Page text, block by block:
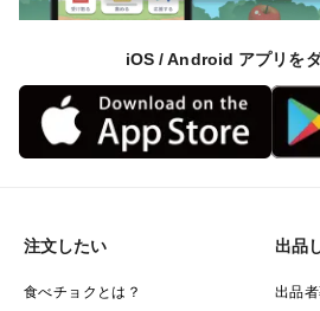
して、品質を保って保管していま
精米の際には、色彩選別、石抜
粒のそろったお米を真空パック包
たての新鮮なお米を真心こめてお
産地の特徴
iOS / Android アプリを
注文したい
食べチョクとは？
出品
出品